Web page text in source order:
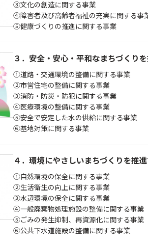
③文化の創造に関する事業
④障害者及び高齢者福祉の充実に関する事
⑤健康づくりの推進に関する事業
３．安全・安心・平和なまちづくり
①道路・交通環境の整備に関する事業
②市営住宅の整備に関する事業
③消防・防災・防犯に関する事業
④医療環境の整備に関する事業
⑤安全で安定した水の供給に関する事業
⑥基地対策に関する事業
４．環境にやさしいまちづくりを推
①自然環境の保全に関する事業
②生活衛生の向上に関する事業
③水辺環境の保全に関する事業
④一般廃棄物処理施設の整備に関する事業
⑤ごみの発生抑制、再資源化に関する事業
⑥公共下水道施設の整備に関する事業